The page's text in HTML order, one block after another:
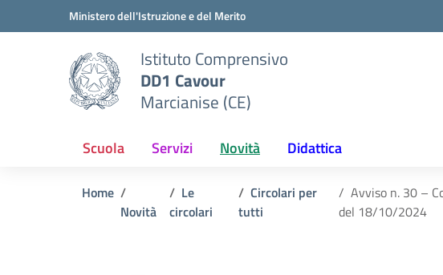
Vai ai contenuti
Vai al menu di navigazioneMinistero dell'Istruzione e del Merito
Istituto Comprensivo
DD1 Cavour
Marcianise (CE)
Scuola Servizi Novità Didattica
Home
Novità
Le
circolari
Circolari per
tutti
Avviso n. 30 –
del 18/10/2024